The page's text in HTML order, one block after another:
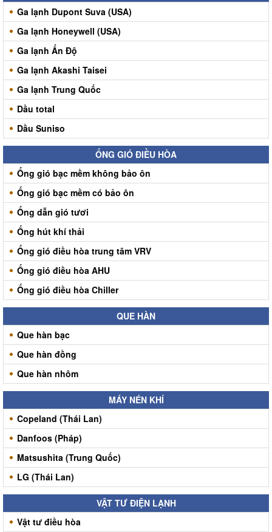
Ga lạnh Dupont Suva (USA)
Ga lạnh Honeywell (USA)
Ga lạnh Ấn Độ
Ga lạnh Akashi Taisei
Ga lạnh Trung Quốc
Dầu total
Dầu Suniso
ỐNG GIÓ ĐIỀU HÒA
Ống gió bạc mềm không bảo ôn
Ống gió bạc mềm có bảo ôn
Ống dẫn gió tươi
Ống hút khí thải
Ống gió điều hòa trung tâm VRV
Ống gió điều hòa AHU
Ống gió điều hòa Chiller
QUE HÀN
Que hàn bạc
Que hàn đồng
Que hàn nhôm
MÁY NÉN KHÍ
Copeland (Thái Lan)
Danfoos (Pháp)
Matsushita (Trung Quốc)
LG (Thái Lan)
VẬT TƯ ĐIỆN LẠNH
Vật tư điều hòa